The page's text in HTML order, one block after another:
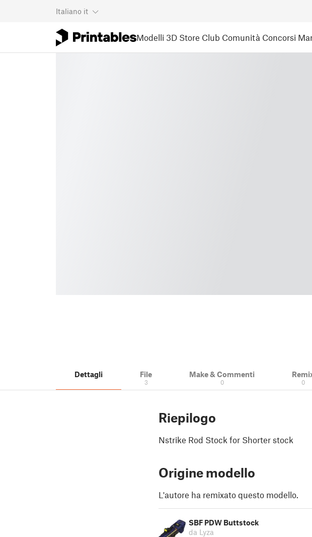
Italiano it
Modelli 3D Store Club Comunità Concorsi
Dettagli File
3
Make & Commenti
0 0
Riepilogo
Nstrike Rod Stock for Shorter stock
Origine modello
L'autore ha remixato questo modello.
SBF PDW Buttstock
da Lyza